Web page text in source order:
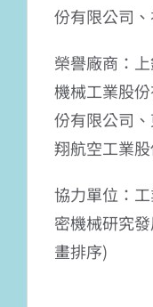
份有限公司
榮譽廠商：
機械工業股
份有限公司
翔航空工業
協力單位：
密機械研究
畫排序)